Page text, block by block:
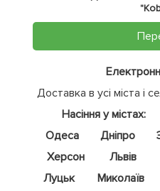
Доставка в усі міста і
Насіння у містах:
Одеса
Дніпро
Херсон
Львів
Луцьк
Миколаїв